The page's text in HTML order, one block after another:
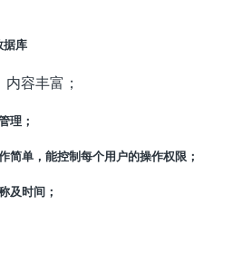
据库
容丰富；
理；
简单，能控制每个用户的操作权限；
及时间；